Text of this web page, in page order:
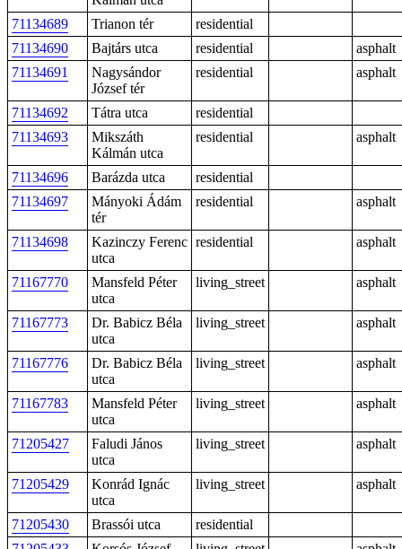
71134689
Trianon tér
residential
71134690
Bajtárs utca residential
asphalt
71134691
Nagysándor
József tér
residential asphalt
71134692 Tátra utca
residential
71134693
Mikszáth
Kálmán utca
residential asphalt
71134696 Barázda utca
residential
71134697
Mányoki Ádám
tér
residential asphalt
71134698
Kazinczy Ferenc
utca
residential asphalt
71167770
Mansfeld Péter
utca
living_street asphalt
71167773
Dr. Babicz Béla
utca
living_street asphalt
71167776
Dr. Babicz Béla
utca
living_street asphalt
71167783
Mansfeld Péter
utca
living_street asphalt
71205427
Faludi János
utca
living_street asphalt
71205429
Konrád Ignác
utca
living_street asphalt
71205430 Brassói utca
residential